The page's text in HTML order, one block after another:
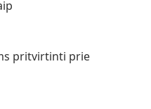
pritvirtinti prie